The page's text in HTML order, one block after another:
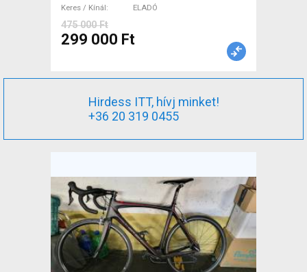
Keres / Kínál
ELADÓ
475 000 Ft
299 000 Ft
Hirdess ITT, hívj minket!
+36 20 319 0455